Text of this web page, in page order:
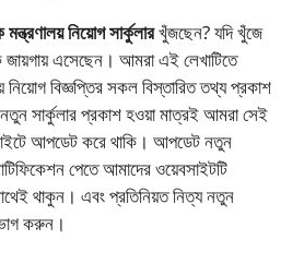
নিয়োগ সার্কুলারখুঁজছেন? যদি খুঁজে
এসেছেন। আমরা এই লেখাটিতে
নিয়োগ বিজ্ঞপ্তির সকল বিস্তারিত তথ্য প্রকাশ
সার্কুলার প্রকাশ হওয়া মাত্রই আমরা সেই
আপডেট করে থাকি। আপডেট নতুন
পেতে আমাদের ওয়েবসাইটটি
থাকুন। এবং প্রতিনিয়ত নিত্য নতুন
করুন।